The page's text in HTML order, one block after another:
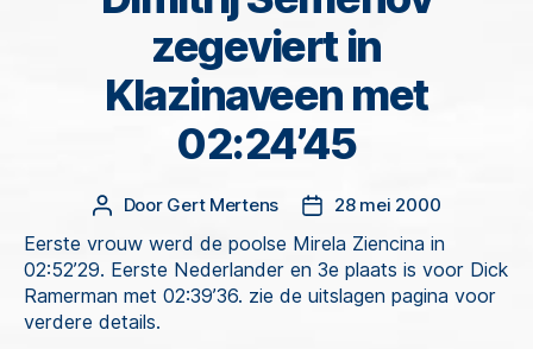
zegeviert in
Klazinaveen met
02:24’45
Berichtauteur
Door Gert Mertens Berichtdatum
28 mei 2000
Eerste vrouw werd de poolse Mirela Ziencina in
02:52’29. Eerste Nederlander en 3e plaats is voor Dick
Ramerman met 02:39’36. zie de uitslagen pagina voor
verdere details.